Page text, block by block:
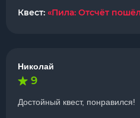
Квест: «Пила: Отсчёт
Николай
9
Достойный квест, понравился!